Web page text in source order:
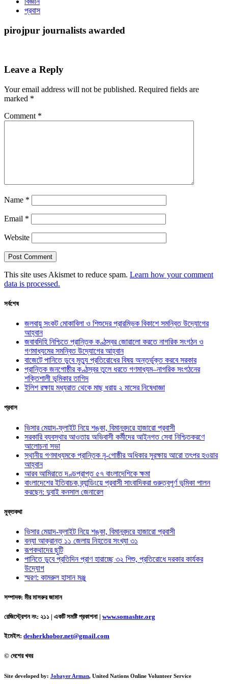
প্রবাস
pirojpur journalists awarded
Leave a Reply
Your email address will not be published. Required fields are
marked *
Comment *
Name *
Email *
Website
This site uses Akismet to reduce spam. Learn how your comment
data is processed.
সর্বশেষ
জলবায়ু সংকট মোকাবিলা ও শিশুদের প্রারম্ভিক বিকাশে সমন্বিত উদ্যোগের
আহ্বান
জবাবদিহি নিশ্চিতে প্রান্তিক কণ্ঠস্বর জোরালো করতে নাগরিক সংগঠন ও
গণমাধ্যমের সমন্বিত উদ্যোগের আহ্বান
বাজেটে পানিতে ডুবে মৃত্যু প্রতিরোধের বিষয় অন্তর্ভুক্ত করবে সরকার
প্রান্তিক জনগোষ্ঠীর কণ্ঠস্বর তুলে ধরতে গণমাধ্যম–নাগরিক সংগঠনের
শক্তিশালী ভূমিকার তাগিদ
ইলিশ রক্ষায় মধ্যরাত থেকে মাছ ধরায় ২ মাসের নিষেধাজ্ঞা
প্রবাস
ভিসার মেয়াদ-ফ্লাইট নিয়ে শঙ্কা, বিমানবন্দরে হাজারো প্রবাসী
সরকারি ব্যবস্থার আওতায় অভিবাসী কর্মীদের আইনগত সেবা নিশ্চিতকরণে
আলোচনা সভা
স্থানীয় গণমাধ্যমকে প্রান্তিক নৃ-গোষ্ঠীর অধিকার সুরক্ষায় আরো তৎপর হওয়ার
আহ্বান
আরব আমিরাতে দণ্ডপ্রাপ্ত ৫৭ বাংলাদেশিকে ক্ষমা
বাংলাদেশের ইতিবাচক ব্র্যান্ডিংয়ে প্রবাসী সাংবাদিকরা গুরুত্বপূর্ণ ভূমিকা পালন
করছেন: দুবাই কনসাল জেনারেল
মুক্তকথা
ভিসার মেয়াদ-ফ্লাইট নিয়ে শঙ্কা, বিমানবন্দরে হাজারো প্রবাসী
বন্যা আক্রান্ত ১১ জেলায় নিহতের সংখ্যা ৩১
রূপকথাদের ছুটি
পানিতে ডুবে প্রতিদিন প্রাণ হারাচ্ছে ৩২ শিশু, প্রতিরোধে দরকার কার্যকর
উদ্যোগ
স্মরণ: কামরুল হাসান মঞ্জু
সম্পাদক: মীর মাসরুর জামান
রেজিস্ট্রেশন নং: ২১১ | একটি সমষ্টি প্রকাশনা | www.somashte.org
ইমেইল: desherkhobor.net@gmail.com
© দেশের খবর
Site developed by: Jobayer Arman, United Nations Online Volunteer Service